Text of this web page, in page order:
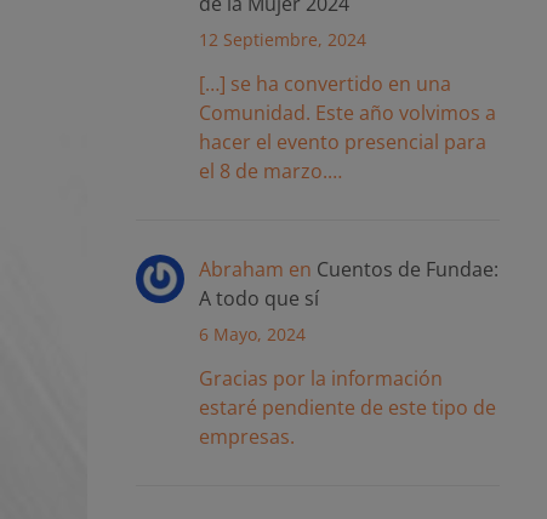
12 Septiembre, 2024
[…] se ha convertido en una
Comunidad. Este año volvimos a
hacer el evento presencial para
el 8 de marzo.…
Abraham en Cuentos de Fundae:
A todo que sí
6 Mayo, 2024
Gracias por la información
estaré pendiente de este tipo de
empresas.